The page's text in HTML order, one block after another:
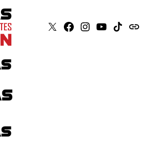
X Faceboook
Instagram
YoutubeTiktokissuu